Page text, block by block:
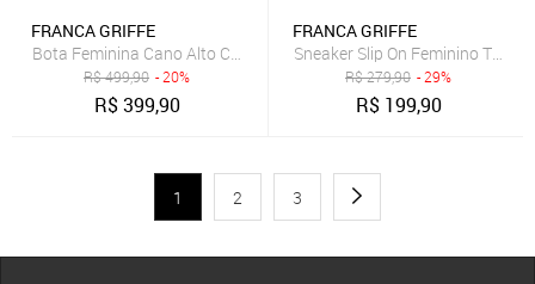
FRANCA GRIFFE
Bota Feminina Cano Alto Couro Legítimo Moda Inverno Zíper
R$499,90 - 20%
R$399,90
FRANCA GRIFFE
Sneaker Slip On Feminino
R$279,90 - 29%
R$ 199,90
1 2 3